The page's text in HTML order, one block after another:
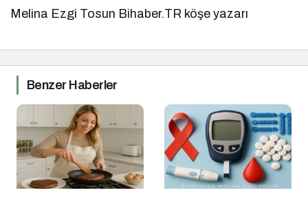
Melina Ezgi Tosun Bihaber.TR köşe yazarı
Benzer Haberler